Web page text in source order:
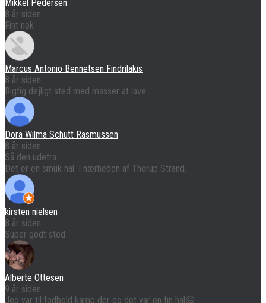
Mikkel Pedersen
8 år siden
Fint nok
Marcus Antonio Bennetsen Findrilakis
8 år siden
Rigtig dejligt sted med masser at lave
Dora Wilma Schutt Rasmussen
8 år siden
Så den udefra
Det er en smuk hal. I nærheden af Thorup Strand.
kirsten nielsen
8 år siden
Super godt sted
Alberte Ottesen
9 år siden
Jeg var til fodbold kamp der og det var en fin hal😄